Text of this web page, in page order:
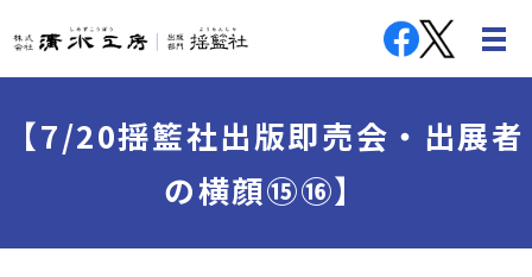
【7/20揺籃社出版即売会・出展者
の横顔⑮⑯】